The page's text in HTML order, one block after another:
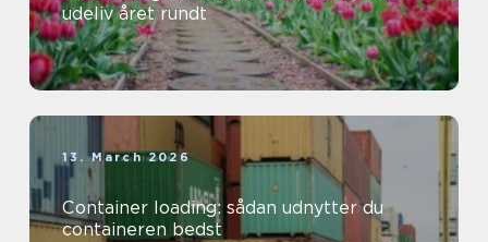
udeliv året rundt
13. March 2026
Container loading: sådan udnytter du
containeren bedst